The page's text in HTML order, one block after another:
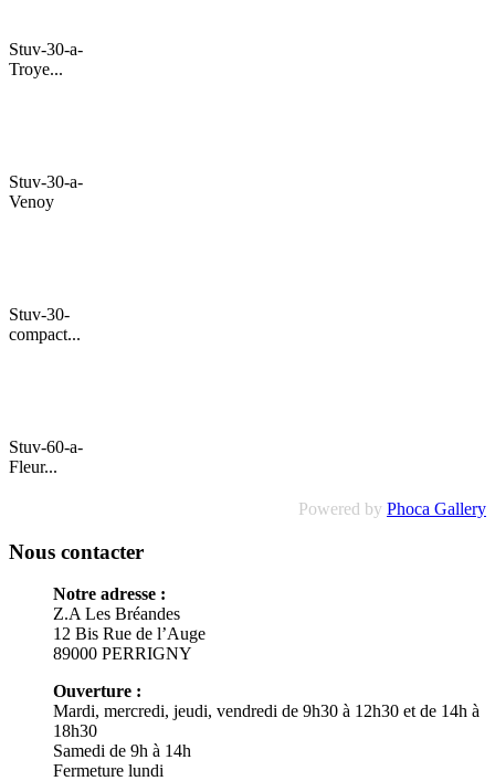
Stuv-30-a-
Troye...
Stuv-30-a-
Venoy
Stuv-30-
compact...
Stuv-60-a-
Fleur...
Powered by Phoca Gallery
Nous contacter
Notre adresse :
Z.A Les Bréandes
12 Bis Rue de l’Auge
89000 PERRIGNY
Ouverture :
Mardi, mercredi, jeudi, vendredi de 9h30 à 12h30 et de 14h à
18h30
Samedi de 9h à 14h
Fermeture lundi